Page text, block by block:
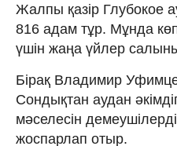
Жалпы қазір Глубокое
816 адам тұр. Мұнда
үшін жаңа үйлер
Бірақ Владимир
Сондықтан аудан
мәселесін
жоспарлап отыр.